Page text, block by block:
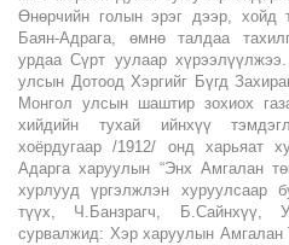
Өнөрчийн голын эрэг дээр, хойд
Баян-Адрага, өмнө талдаа
урдаа Сүрт уулаар
улсын Дотоод Хэргийг Бүгд
Монгол улсын шаштир зохиох
хийдийн тухай ийнхүү
хоёрдугаар /1912/ онд харьяат
Адарга харуулын “Энх Амгалан
хурлууд үргэлжлэн хуруулсаар
түүх, Ч.Банзрагч, Б.Сайнхүү,
сурвалжид: Хэр харуулын